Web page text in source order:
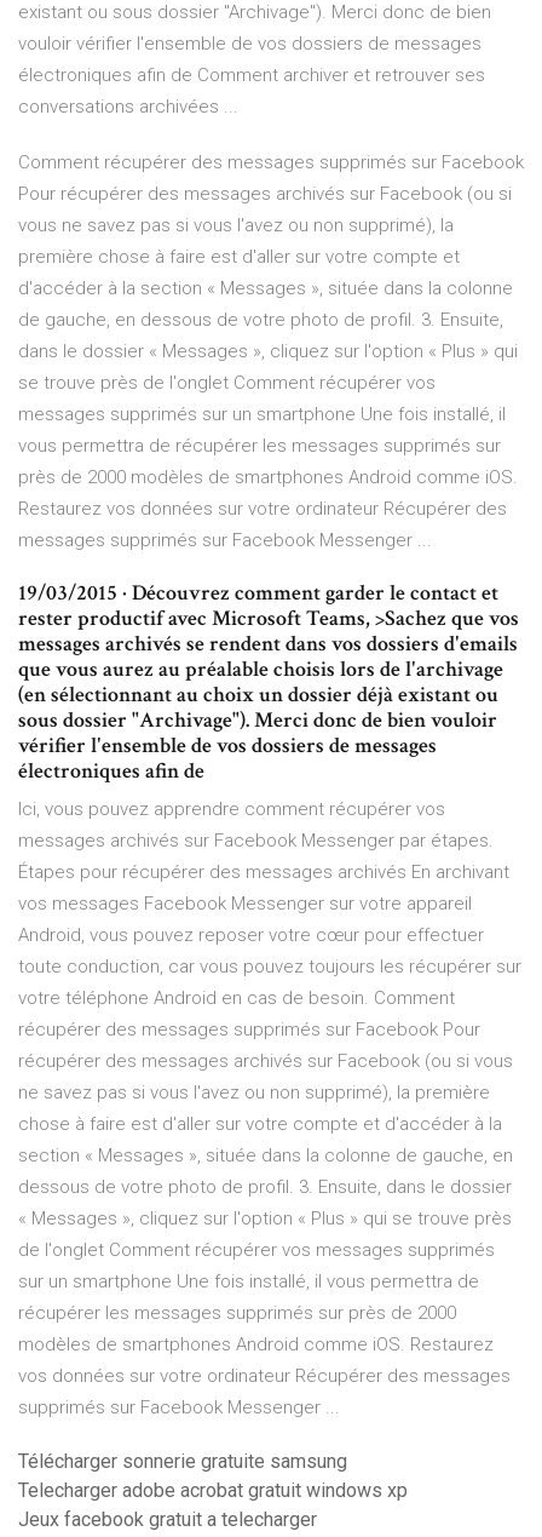
existant ou sous dossier "Archivage"). Merci donc de bien
vouloir vérifier l'ensemble de vos dossiers de messages
électroniques afin de Comment archiver et retrouver ses
conversations archivées ...
Comment récupérer des messages supprimés sur Facebook
Pour récupérer des messages archivés sur Facebook (ou si
vous ne savez pas si vous l'avez ou non supprimé), la
première chose à faire est d'aller sur votre compte et
d'accéder à la section « Messages », située dans la colonne
de gauche, en dessous de votre photo de profil. 3. Ensuite,
dans le dossier « Messages », cliquez sur l'option « Plus » qui
se trouve près de l'onglet Comment récupérer vos
messages supprimés sur un smartphone Une fois installé, il
vous permettra de récupérer les messages supprimés sur
près de 2000 modèles de smartphones Android comme iOS.
Restaurez vos données sur votre ordinateur Récupérer des
messages supprimés sur Facebook Messenger ...
19/03/2015 · Découvrez comment garder le contact et
rester productif avec Microsoft Teams, >Sachez que vos
messages archivés se rendent dans vos dossiers d'emails
que vous aurez au préalable choisis lors de l'archivage
(en sélectionnant au choix un dossier déjà existant ou
sous dossier "Archivage"). Merci donc de bien vouloir
vérifier l'ensemble de vos dossiers de messages
électroniques afin de
Ici, vous pouvez apprendre comment récupérer vos
messages archivés sur Facebook Messenger par étapes.
Étapes pour récupérer des messages archivés En archivant
vos messages Facebook Messenger sur votre appareil
Android, vous pouvez reposer votre cœur pour effectuer
toute conduction, car vous pouvez toujours les récupérer sur
votre téléphone Android en cas de besoin. Comment
récupérer des messages supprimés sur Facebook Pour
récupérer des messages archivés sur Facebook (ou si vous
ne savez pas si vous l'avez ou non supprimé), la première
chose à faire est d'aller sur votre compte et d'accéder à la
section « Messages », située dans la colonne de gauche, en
dessous de votre photo de profil. 3. Ensuite, dans le dossier
« Messages », cliquez sur l'option « Plus » qui se trouve près
de l'onglet Comment récupérer vos messages supprimés
sur un smartphone Une fois installé, il vous permettra de
récupérer les messages supprimés sur près de 2000
modèles de smartphones Android comme iOS. Restaurez
vos données sur votre ordinateur Récupérer des messages
supprimés sur Facebook Messenger ...
Télécharger sonnerie gratuite samsung
Telecharger adobe acrobat gratuit windows xp
Jeux facebook gratuit a telecharger